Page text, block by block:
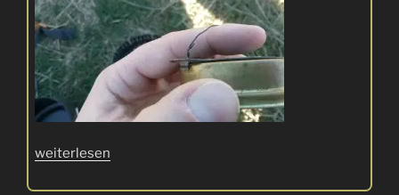
„Trangia-
weiterlesen